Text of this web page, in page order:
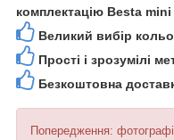
комплектацію Besta mini
Великий вибір
Прості і зрозумілі
Безкоштовна
Попередження: